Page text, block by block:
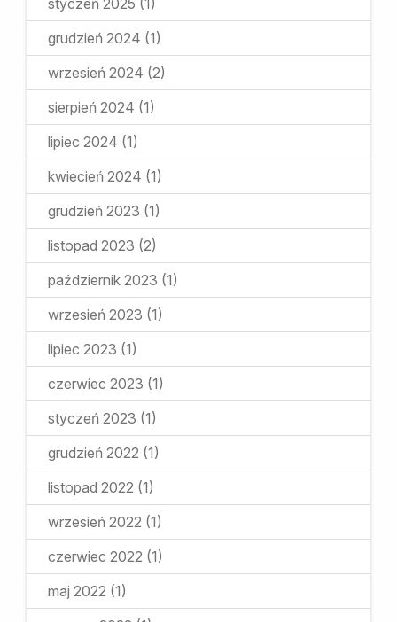
styczeń 2025 (1)
grudzień 2024 (1)
wrzesień 2024 (2)
sierpień 2024 (1)
lipiec 2024 (1)
kwiecień 2024 (1)
grudzień 2023 (1)
listopad 2023 (2)
październik 2023 (1)
wrzesień 2023 (1)
lipiec 2023 (1)
czerwiec 2023 (1)
styczeń 2023 (1)
grudzień 2022 (1)
listopad 2022 (1)
wrzesień 2022 (1)
czerwiec 2022 (1)
maj 2022 (1)